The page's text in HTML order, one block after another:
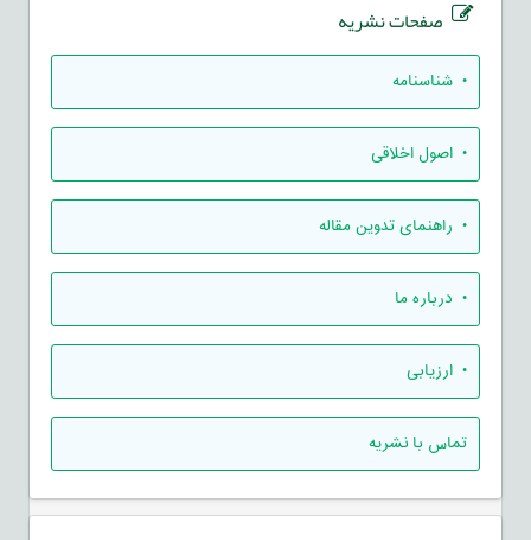
صفحات نشریه
• شناسنامه
• اصول اخلاقی
• راهنمای تدوين مقاله
• درباره ما
• ارزيابی
تماس با نشریه